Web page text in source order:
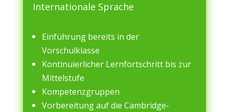
Internationale Sprache
Einführung bereits in der
Vorschulklasse
Kontinuierlicher Lernfortschritt bis zur
Mittelstufe
Kompetenzgruppen
Vorbereitung auf die Cambridge-